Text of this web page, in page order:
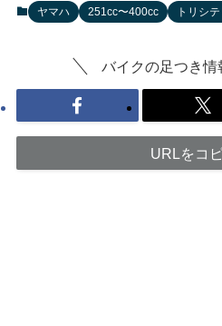
ヤマハ 251cc〜400cc トリシ
バイクの足つき情
URLをコ